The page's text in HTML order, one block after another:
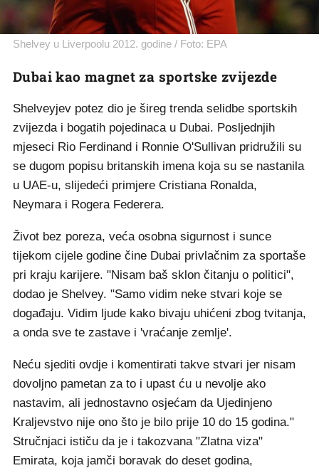
Shelvey u Liverpoolu 2012. godine / Foto: EPA
Dubai kao magnet za sportske zvijezde
Shelveyjev potez dio je šireg trenda selidbe sportskih
zvijezda i bogatih pojedinaca u Dubai. Posljednjih
mjeseci Rio Ferdinand i Ronnie O'Sullivan pridružili su
se dugom popisu britanskih imena koja su se nastanila
u UAE-u, slijedeći primjere Cristiana Ronalda,
Neymara i Rogera Federera.
Život bez poreza, veća osobna sigurnost i sunce
tijekom cijele godine čine Dubai privlačnim za sportaše
pri kraju karijere. "Nisam baš sklon čitanju o politici",
dodao je Shelvey. "Samo vidim neke stvari koje se
događaju. Vidim ljude kako bivaju uhićeni zbog tvitanja,
a onda sve te zastave i 'vraćanje zemlje'.
Neću sjediti ovdje i komentirati takve stvari jer nisam
dovoljno pametan za to i upast ću u nevolje ako
nastavim, ali jednostavno osjećam da Ujedinjeno
Kraljevstvo nije ono što je bilo prije 10 do 15 godina."
Stručnjaci ističu da je i takozvana "Zlatna viza"
Emirata, koja jamči boravak do deset godina,